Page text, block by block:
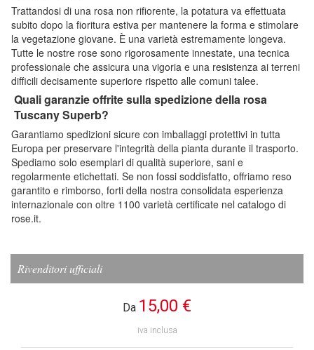
Trattandosi di una rosa non rifiorente, la potatura va effettuata
subito dopo la fioritura estiva per mantenere la forma e stimolare
la vegetazione giovane. È una varietà estremamente longeva.
Tutte le nostre rose sono rigorosamente innestate, una tecnica
professionale che assicura una vigoria e una resistenza ai terreni
difficili decisamente superiore rispetto alle comuni talee.
Quali garanzie offrite sulla spedizione della rosa
Tuscany Superb?
Garantiamo spedizioni sicure con imballaggi protettivi in tutta
Europa per preservare l'integrità della pianta durante il trasporto.
Spediamo solo esemplari di qualità superiore, sani e
regolarmente etichettati. Se non fossi soddisfatto, offriamo reso
garantito e rimborso, forti della nostra consolidata esperienza
internazionale con oltre 1100 varietà certificate nel catalogo di
rose.it.
Rivenditori ufficiali
Da 15,00 €
iva inclusa